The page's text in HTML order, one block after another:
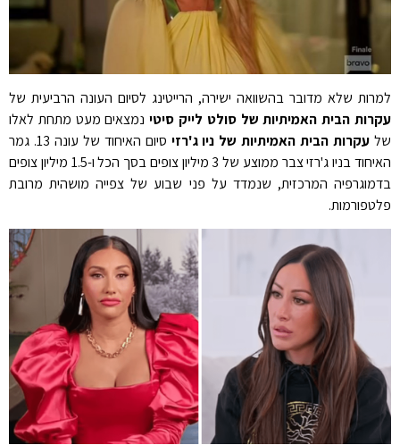
למרות שלא מדובר בהשוואה ישירה, הרייטינג לסיום העונה הרביעית של
עקרות הבית האמיתיות של סולט לייק סיטינמצאים מעט מתחת לאלו
של עקרות הבית האמיתיות של ניו ג'רזי
סיום האיחוד של עונה 13. גמר
האיחוד בניו ג'רזי צבר ממוצע של 3 מיליון צופים בסך הכל ו-1.5 מיליון צופים
בדמוגרפיה המרכזית, שנמדד על פני שבוע של צפייה מושהית מרובת
פלטפורמות.